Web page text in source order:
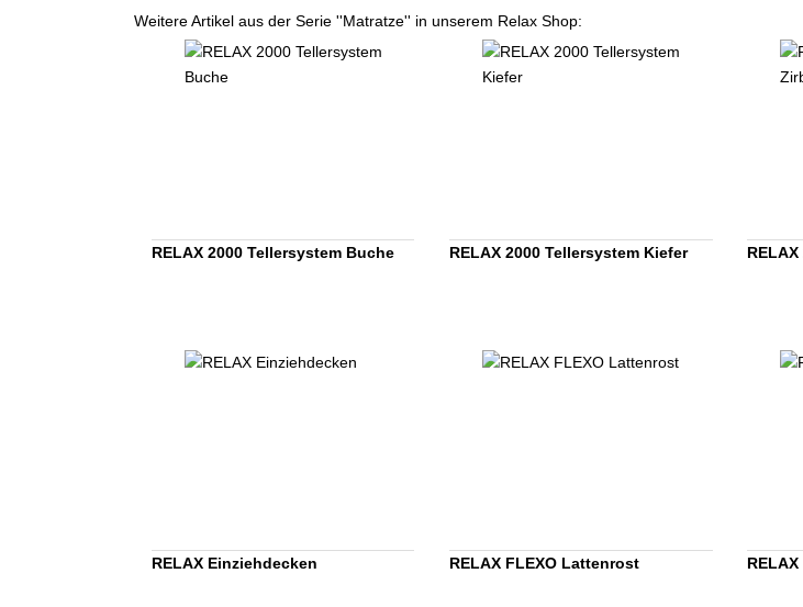
Weitere Artikel aus der Serie ''Matratze'' in unserem Relax Shop:
RELAX 2000 Tellersystem Buche RELAX 2000 Tellersystem Kiefer
RELAX Einziehdecken RELAX FLEXO Lattenrost